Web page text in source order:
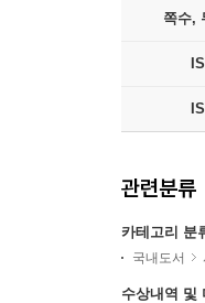
쪽수,
관련분류
카테고리 분
국내도서
수상내역 및